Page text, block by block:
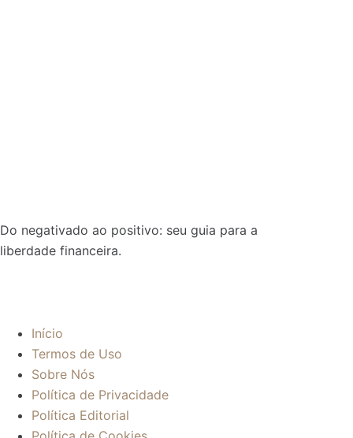
Do negativado ao positivo: seu guia para a
liberdade financeira.
Início
Termos de Uso
Sobre Nós
Política de Privacidade
Política Editorial